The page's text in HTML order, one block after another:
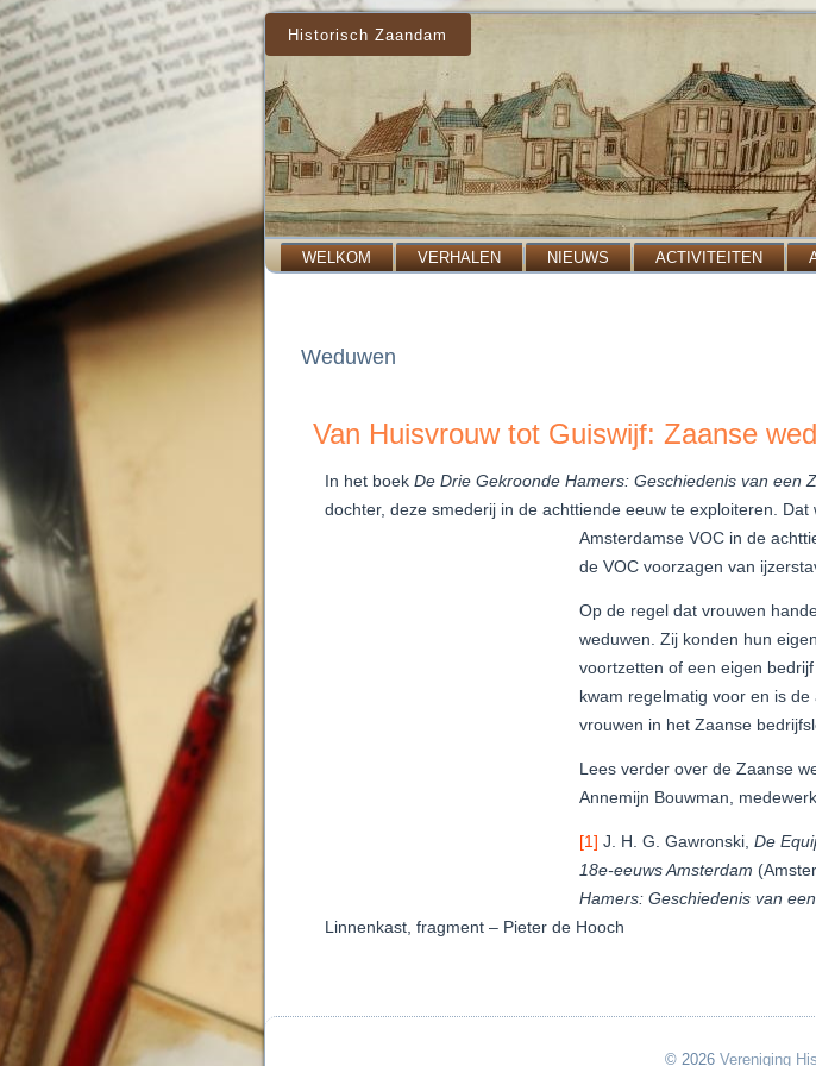
Historisch Zaandam
WELKOM VERHALEN NIEUWS ACTIVITEITEN
Weduwen
Van Huisvrouw tot Guiswijf: Zaanse
In het boek De Drie Gekroonde Hamers: Geschiedenis van een
dochter, deze smederij in de achttiende eeuw te exploiteren.
Amsterdamse VOC in de
de VOC voorzagen van
Op de regel dat vrouwen
weduwen. Zij konden hun
voortzetten of een eigen
kwam regelmatig voor en is
vrouwen in het Zaanse
Lees verder over de Zaanse
Annemijn Bouwman,
[1] J. H. G. Gawronski, De
18e-eeuws Amsterdam
Hamers: Geschiedenis van
Linnenkast, fragment – Pieter de Hooch
© 2026 Vereniging